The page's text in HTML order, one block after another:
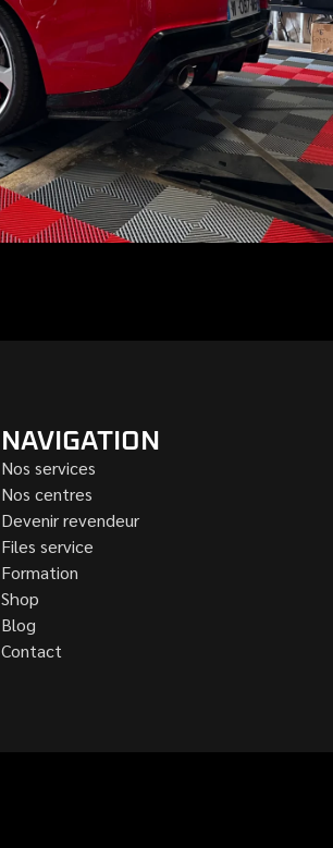
NAVIGATION
Nos services
Nos centres
Devenir revendeur
Files service
Formation
Shop
Blog
Contact